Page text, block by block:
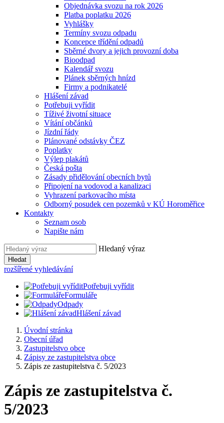
Objednávka svozu na rok 2026
Platba poplatku 2026
Vyhlášky
Termíny svozu odpadu
Koncepce třídění odpadů
Sběrné dvory a jejich provozní doba
Bioodpad
Kalendář svozu
Plánek sběrných hnízd
Firmy a podnikatelé
Hlášení závad
Potřebuji vyřídit
Tíživé životní situace
Vítání občánků
Jízdní řády
Plánované odstávky ČEZ
Poplatky
Výlep plakátů
Česká pošta
Zásady přidělování obecních bytů
Připojení na vodovod a kanalizaci
Vyhrazení parkovacího místa
Odborný posudek cen pozemků v KÚ Horoměřice
Kontakty
Seznam osob
Napište nám
Hledaný výraz
Hledat
rozšířené vyhledávání
Potřebuji vyřídit
Formuláře
Odpady
Hlášení závad
Úvodní stránka
Obecní úřad
Zastupitelstvo obce
Zápisy ze zastupitelstva obce
Zápis ze zastupitelstva č. 5/2023
Zápis ze zastupitelstva č.
5/2023